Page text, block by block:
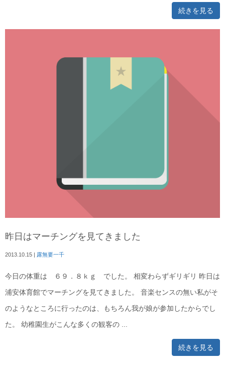
続きを見る
昨日はマーチングを見てきました
2013.10.15 露無要一千
今日の体重は ６９．８ｋｇ でした。 相変わらずギリギリ 昨日は
浦安体育館でマーチングを見てきました。 音楽センスの無い私がそ
のようなところに行ったのは、もちろん我が娘が参加したからでし
た。 幼稚園生がこんな多くの観客の ...
続きを見る